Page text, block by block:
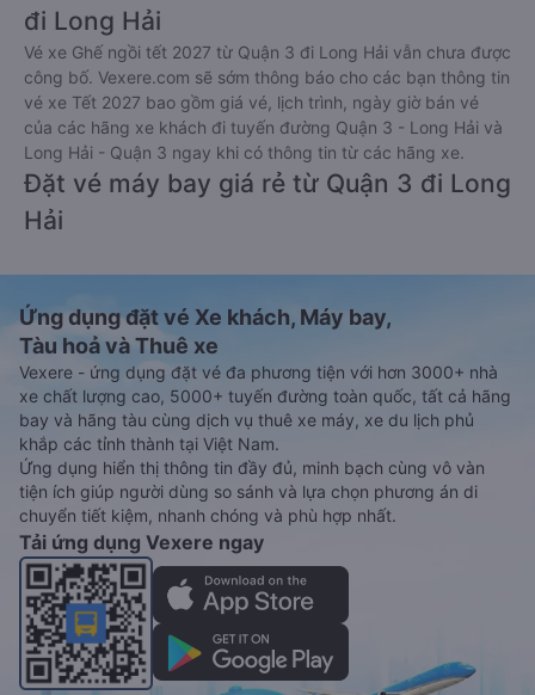
đi Long Hải
Vé xe Ghế ngồi tết 2027 từ Quận 3 đi Long Hải vẫn chưa được
công bố. Vexere.com sẽ sớm thông báo cho các bạn thông tin
vé xe Tết 2027 bao gồm giá vé, lịch trình, ngày giờ bán vé
của các hãng xe khách đi tuyến đường Quận 3 - Long Hải và
Long Hải - Quận 3 ngay khi có thông tin từ các hãng xe.
Đặt vé máy bay giá rẻ từ Quận 3 đi Long
Hải
Ứng dụng đặt vé Xe khách, Máy bay,
Tàu hoả và Thuê xe
Vexere - ứng dụng đặt vé đa phương tiện với hơn 3000+ nhà
xe chất lượng cao, 5000+ tuyến đường toàn quốc, tất cả hãng
bay và hãng tàu cùng dịch vụ thuê xe máy, xe du lịch phủ
khắp các tỉnh thành tại Việt Nam.
Ứng dụng hiển thị thông tin đầy đủ, minh bạch cùng vô vàn
tiện ích giúp người dùng so sánh và lựa chọn phương án di
chuyển tiết kiệm, nhanh chóng và phù hợp nhất.
Tải ứng dụng Vexere ngay